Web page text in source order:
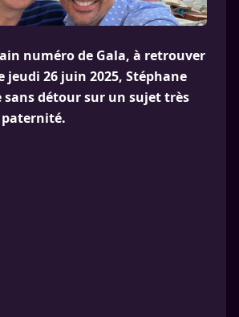
numéro de Gala, à retrouver
jeudi 26 juin 2025, Stéphane
sans détour sur un sujet très